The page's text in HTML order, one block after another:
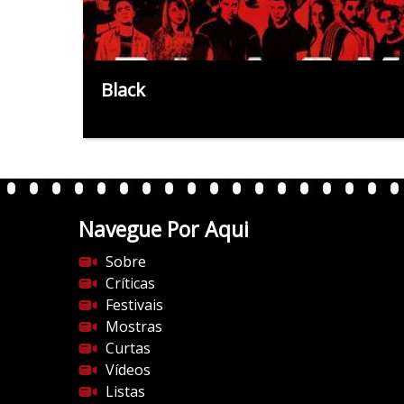
Black
Navegue Por Aqui
Sobre
Críticas
Festivais
Mostras
Curtas
Vídeos
Listas